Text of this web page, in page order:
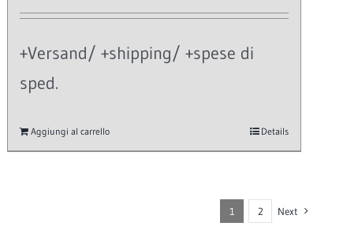
+Versand/ +shipping/ +spese di
sped.
Aggiungi al carrello Details
1 2 Next